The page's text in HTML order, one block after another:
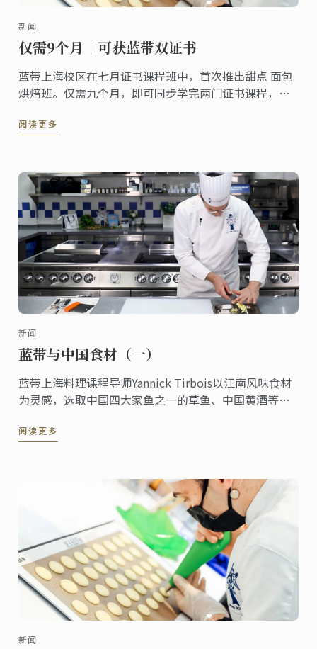
新闻
仅需9个月｜可获蓝带双证书
蓝带上海校区在七月证书课程班中，首次推出甜点 面包
烘焙班。仅需九个月，即可同步学完两门证书课程，顺
阅读更多
新闻
蓝带与中国食材（一）
蓝带上海料理课程导师Yannick Tirbois以江南风味食材
为灵感，选取中国四大家鱼之一的草鱼、中国黄酒等创
带与中国食材的创作故事。
阅读更多
新闻